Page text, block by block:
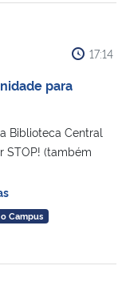
17:14
para
Biblioteca Central
STOP! (também
Campus